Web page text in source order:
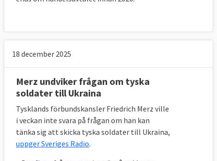
18 december 2025
Merz undviker frågan om tyska
soldater till Ukraina
Tysklands förbundskansler Friedrich Merz ville
i veckan inte svara på frågan om han kan
tänka sig att skicka tyska soldater till Ukraina,
uppger Sveriges Radio.